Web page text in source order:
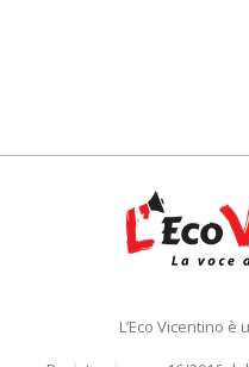
L’Eco Vicentino